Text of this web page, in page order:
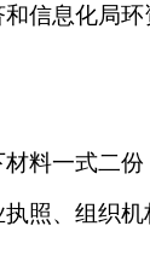
信息化局环
料一式二
执照、组织